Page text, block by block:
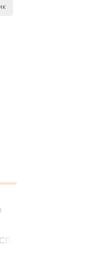
AVANCE